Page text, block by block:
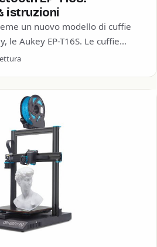
istruzioni
un nuovo modello di cuffie
le Aukey EP-T16S. Le cuffie
quell’accessorio…